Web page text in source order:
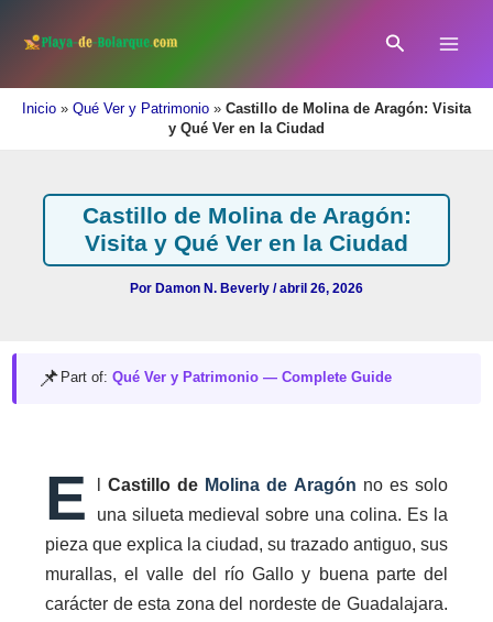
contenido
Buscar
Inicio » Qué Ver y Patrimonio » Castillo de Molina de Aragón: Visita
y Qué Ver en la Ciudad
Castillo de Molina de Aragón:
Visita y Qué Ver en la Ciudad
Por Damon N. Beverly /abril 26, 2026
📌 Part of: Qué Ver y Patrimonio — Complete Guide
E l Castillo de Molina de Aragón no es solo
una silueta medieval sobre una colina. Es la
pieza que explica la ciudad, su trazado antiguo, sus
murallas, el valle del río Gallo y buena parte del
carácter de esta zona del nordeste de Guadalajara.